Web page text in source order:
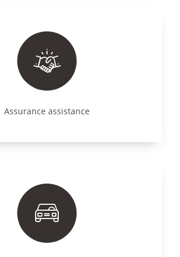
Assurance assistance